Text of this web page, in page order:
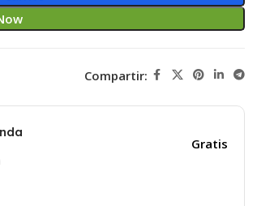
Compartir:
Gratis